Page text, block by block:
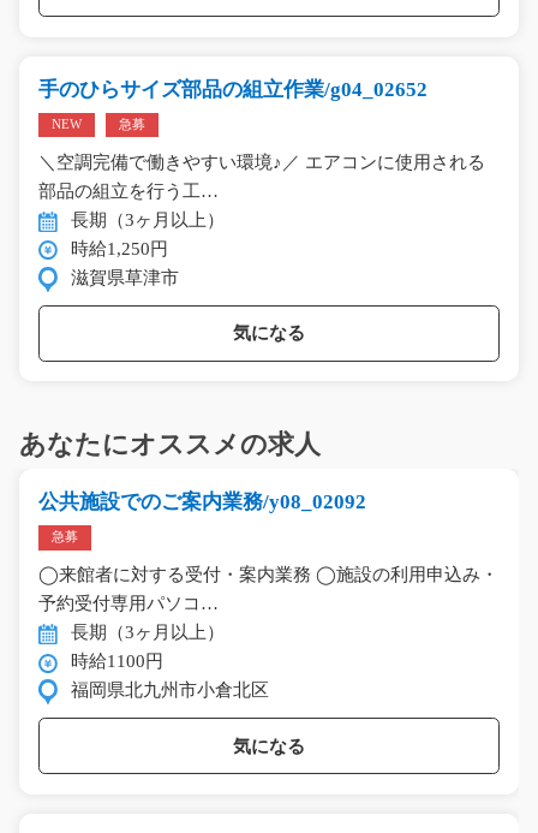
手のひらサイズ部品の組立作業/g04_02652
NEW 急募
＼空調完備で働きやすい環境♪／ エアコンに使用される
部品の組立を行う工…
長期（3ヶ月以上）
時給1,250円
滋賀県草津市
気になる
あなたにオススメの求人
公共施設でのご案内業務/y08_02092
急募
◯来館者に対する受付・案内業務 ◯施設の利用申込み・
予約受付専用パソコ…
長期（3ヶ月以上）
時給1100円
福岡県北九州市小倉北区
気になる